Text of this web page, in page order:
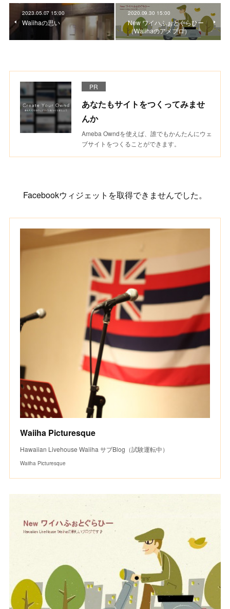
2023.05.07 15:00
Waiihaの思い
2020.09.30 15:00
New ワイハふぉとぐらひー
（Waiihaのアメブロ）
PR
あなたもサイトをつくってみませ
んか
Ameba Owndを使えば、誰でもかんたんにウェ
ブサイトをつくることができます。
Facebookウィジェットを取得できませんでした。
Waiiha Picturesque
Hawaiian Livehouse Waiiha サブBlog（試験運転中）
Waiiha Picturesque